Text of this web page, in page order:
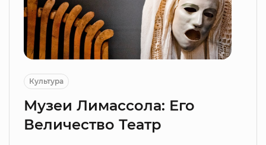
Культура
Музеи Лимассола: Его
Величество Театр